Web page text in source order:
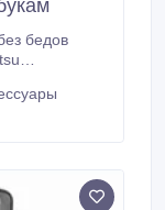
бедов